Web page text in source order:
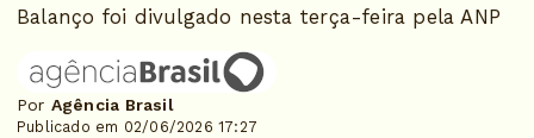
Balanço foi divulgado nesta terça-feira pela ANP
Por Agência Brasil
Publicado em 02/06/2026 17:27